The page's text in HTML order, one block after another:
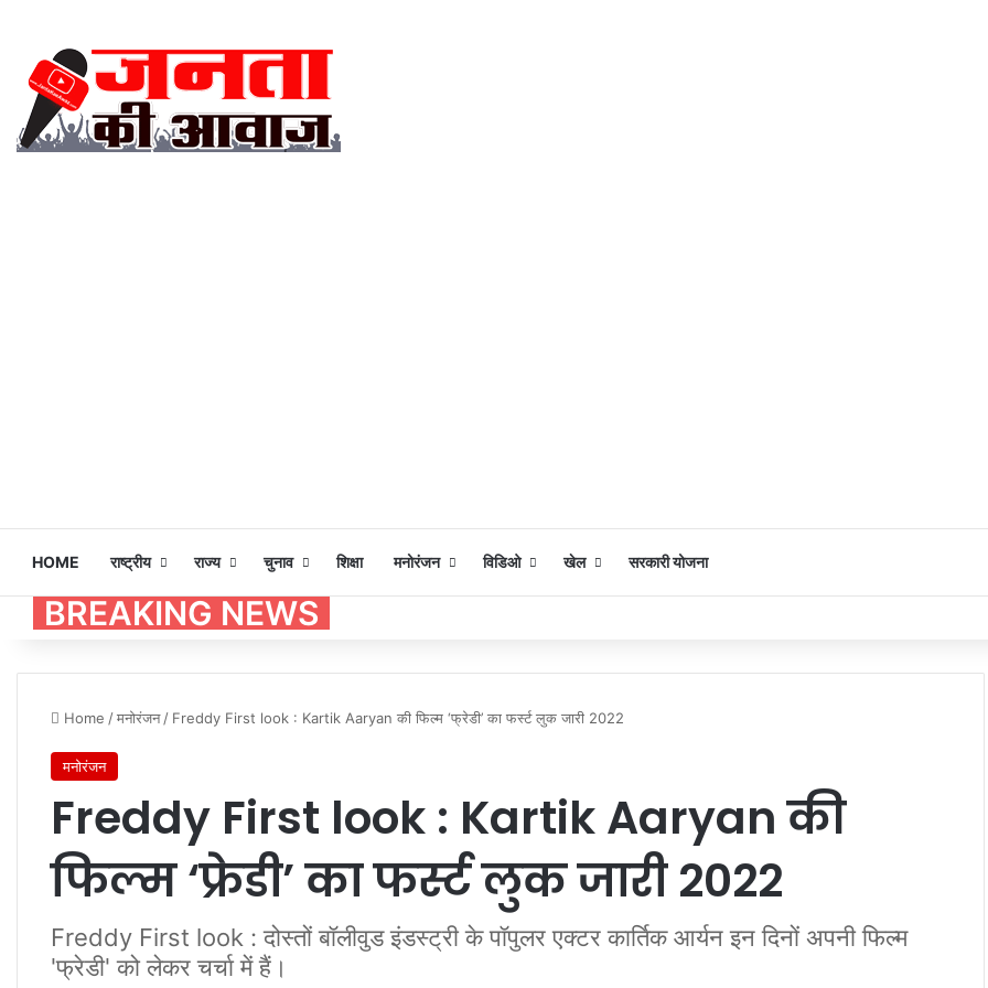
HOME राष्ट्रीय राज्य चुनाव शिक्षा मनोरंजन विडिओ खेल सरकारी योजना
BREAKING NEWS
Home /मनोरंजन / Freddy First look : Kartik Aaryan की फिल्म ‘फ्रेडी’ का फर्स्ट लुक जारी 2022
मनोरंजन
Freddy First look : Kartik Aaryan की
फिल्म ‘फ्रेडी’ का फर्स्ट लुक जारी 2022
Freddy First look : दोस्तों बॉलीवुड इंडस्ट्री के पॉपुलर एक्टर कार्तिक आर्यन इन दिनों अपनी फिल्म
'फ्रेडी' को लेकर चर्चा में हैं।